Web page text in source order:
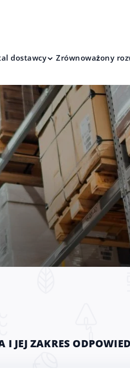
dostawcy Zrównoważony
I JEJ ZAKRES